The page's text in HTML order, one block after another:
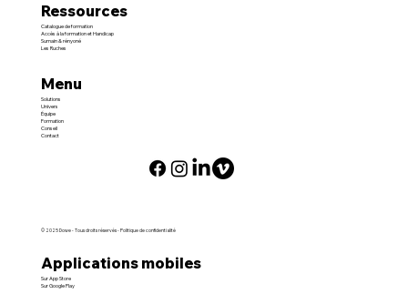
Menu
Solutions
Univers
Équipe
Formation
Conseil
Contact
Ressources
Catalogue de formation
Accès à la formation et Handicap
Sumain & rényoné
Les Ruches
Applications mobiles
Sur App Store
Sur Google Play
© 2025Dowe- Tous droits réservés -Politique de confidentialité